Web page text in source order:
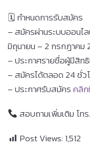
🗓 กำหนดการรับสมัคร
– สมัครผ่านระบบออนไ
มิถุนายน – 2 กรกฎาคม
– ประกาศรายชื่อผู้มีสิท
– สมัครได้ตลอด 24 ชั่ว
– ประกาศรับสมัครคลิก
สอบถามเพิ่มเติม โ
Post Views: 1,512